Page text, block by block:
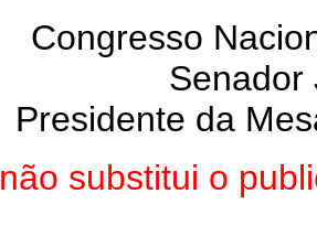
Congresso
Senador
Presidente da
substitui o